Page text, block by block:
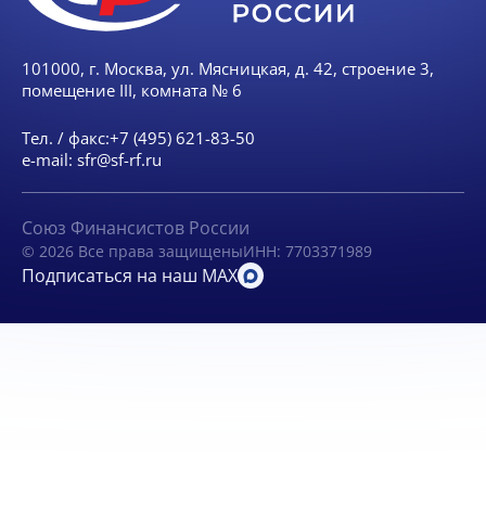
101000, г. Москва, ул. Мясницкая, д. 42, строение 3,
помещение III, комната № 6
Тел. / факс:+7 (495) 621-83-50
e-mail: sfr@sf-rf.ru
Союз Финансистов России
© 2026 Все права защищеныИНН: 7703371989
Подписаться на наш MAX